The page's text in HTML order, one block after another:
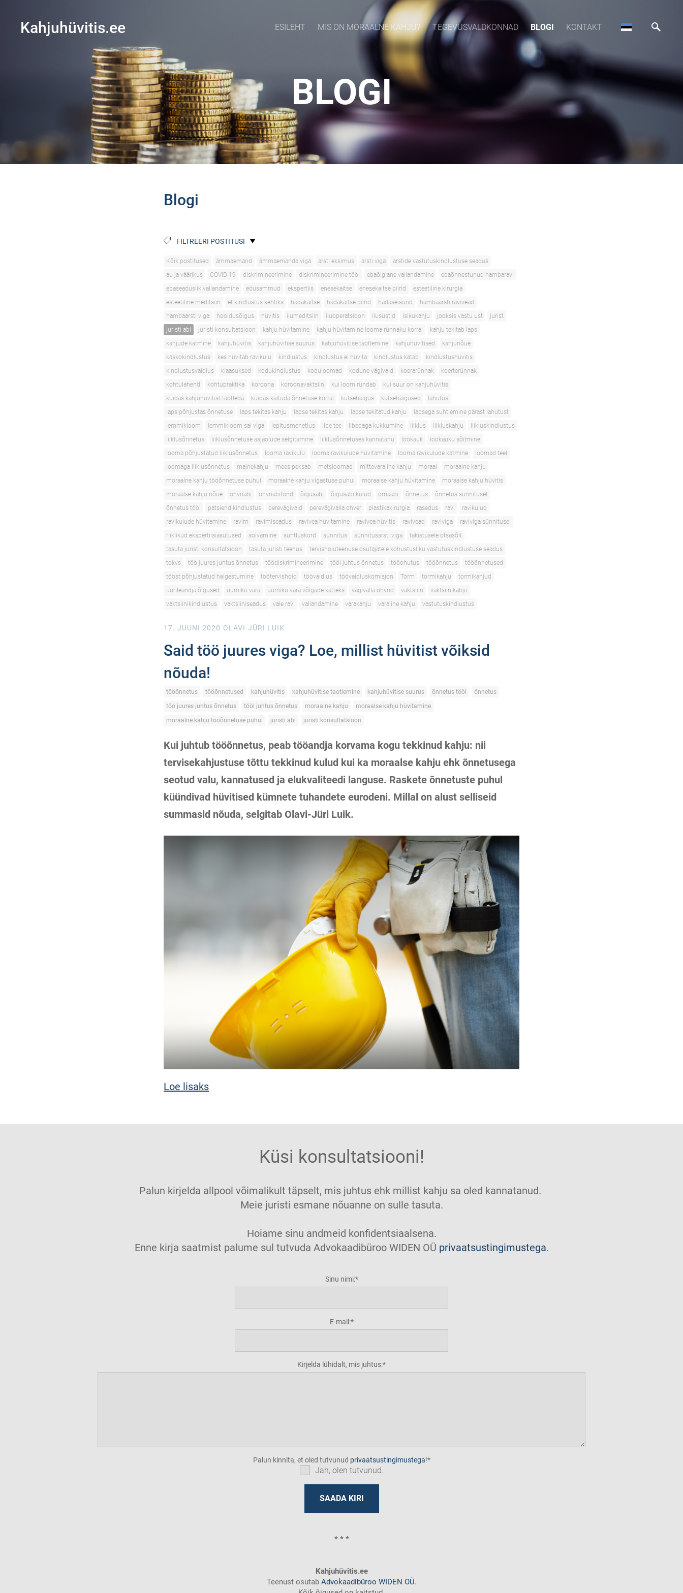
Kahjuhüvitis.ee ESILEHT MIS ON MORAALNE KAHJU? TEGEVUSVALDKONNAD BLOGI KONTAKT
BLOGI
Blogi
FILTREERI POSTITUSI
Kõik postitused ämmaemand ämmaemanda viga arsti eksimus arsti viga
arstide vastutuskindlustuse seadus
au ja väärikus
COVID-19 diskrimineerimine diskrimineerimine tööl ebaõiglane vallandamine
ebaõnnestunud hambaravi
ebaseaduslik vallandamine
edusammud ekspertiis enesekaitse enesekaitse piirid
esteetiline kirurgia
esteetiline meditsiin
et kindlustus kehtiks hädakaitse hädakaitse piirid hädaseisund
hambaarsti ravivead
hambaarsti viga
hooldusõigus hüvitis ilumeditsiin iluoperatsioon ilusüstid isikukahju jooksis vastu ust
jurist
juristi abi
juristi konsultatsioon kahju hüvitamine kahju hüvitamine looma rünnaku korral
kahju tekitab laps
kahjude katmine
kahjuhüvitis kahjuhüvitise suurus kahjuhüvitise taotlemine kahjuhüvitised
kahjunõue
kaskokindlustus
kes hüvitab ravikulu kindlustus kindlustus ei hüvita kindlustus katab
kindlustushüvitis
kindlustusvaidlus
klaasuksed kodukindlustus koduloomad kodune vägivald koerarünnak
koerterünnak
kohtulahend
kohtupraktika koroona koroonavaktsiin kui loom ründab
kui suur on kahjuhüvitis
kuidas kahjuhüvitist taotleda
kuidas käituda õnnetuse korral kutsehaigus kutsehaigused
lahutus
laps põhjustas õnnetuse
laps tekitas kahju lapse tekitas kahju lapse tekitatud kahju
lapsega suhtlemine pärast lahutust
lemmikloom
lemmikloom sai viga lepitusmenetlus libe tee libedaga kukkumine liiklus liikluskahju
liikluskindlustus
liiklusõnnetus
liiklusõnnetuse asjaolude selgitamine liiklusõnnetuses kannatanu löökauk
löökauku sõitmine
looma põhjustatud liiklusõnnetus
looma ravikulu looma ravikulude hüvitamine looma ravikulude katmine
loomad teel
loomaga liiklusõnnetus
mainekahju mees peksab metsloomad mittevaraline kahju moraal
moraalne kahju
moraalne kahju tööõnnetuse puhul
moraalne kahju vigastuse puhul moraalse kahju hüvitamine
moraalse kahju hüvitis
moraalse kahju nõue
ohvriabi ohvriabifond õigusabi õigusabi kulud omaabi õnnetus
õnnetus sünnitusel
õnnetus tööl
patsiendikindlustus perevägivald perevägivalla ohver plastikakirurgia rasedus ravi
ravikulud
ravikulude hüvitamine
ravim ravimiseadus ravivea hüvitamine ravivea hüvitis ravivead raviviga
raviviga sünnitusel
riiklikud ekspertiisiasutused
solvamine suhtluskord sünnitus sünnitusarsti viga
takistusele otsasõit
tasuta juristi konsultatsioon
tasuta juristi teenus
tervishoiuteenuse osutajatele kohustusliku vastutuskindlustuse seadus
tokvs
töö juures juhtus õnnetus töödiskrimineerimine tööl juhtus õnnetus tööohutus tööõnnetus
tööõnnetused
tööst põhjustatud haigestumine
töötervishoid töövaidlus töövaidluskomisjon Torm tormikahju
tormikahjud
üürileandja õigused
üürniku vara üürniku vara võlgade katteks vägivalla ohvrid vaktsiiin
vaktsiinikahju
vaktsiinikindlustus
vaktsiiniseadus vale ravi vallandamine varakahju varaline kahju vastutuskindlustus
17. JUUNI 2020 OLAVI-JÜRI LUIK
Said töö juures viga? Loe, millist hüvitist võiksid
nõuda!
tööõnnetus tööõnnetused kahjuhüvitis kahjuhüvitise taotlemine kahjuhüvitise suurus õnnetus tööl
õnnetus
töö juures juhtus õnnetus
tööl juhtus õnnetus moraalne kahju
moraalse kahju hüvitamine
moraalne kahju tööõnnetuse puhul
juristi abi juristi konsultatsioon
Kui juhtub tööõnnetus, peab tööandja korvama kogu tekkinud kahju: nii
tervisekahjustuse tõttu tekkinud kulud kui ka moraalse kahju ehk õnnetusega
seotud valu, kannatused ja elukvaliteedi languse. Raskete õnnetuste puhul
küündivad hüvitised kümnete tuhandete eurodeni. Millal on alust selliseid
summasid nõuda, selgitab Olavi-Jüri Luik.
Loe lisaks
Küsi konsultatsiooni!
Palun kirjelda allpool võimalikult täpselt, mis juhtus ehk millist kahju sa oled kannatanud.
Meie juristi esmane nõuanne on sulle tasuta.
Hoiame sinu andmeid konfidentsiaalsena.
Enne kirja saatmist palume sul tutvuda Advokaadibüroo WIDEN OÜ privaatsustingimustega.
Sinu nimi:
E-mail:
Kirjelda lühidalt, mis juhtus:
Palun kinnita, et oled tutvunud privaatsustingimustega!
Jah, olen tutvunud.
* * *
Kahjuhüvitis.ee
Teenust osutabAdvokaadibüroo WIDEN OÜ.